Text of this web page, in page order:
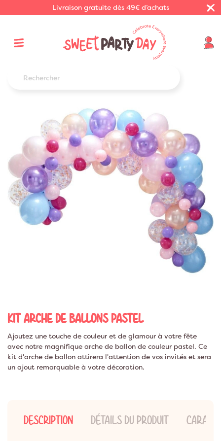
Livraison gratuite dès 49€ d’achats
KIT ARCHE DE BALLONS PASTEL
Ajoutez une touche de couleur et de glamour à votre fête
avec notre magnifique arche de ballon de couleur pastel. Ce
kit d'arche de ballon attirera l'attention de vos invités et sera
un ajout remarquable à votre décoration.
DESCRIPTION DÉTAILS DU PRODUIT